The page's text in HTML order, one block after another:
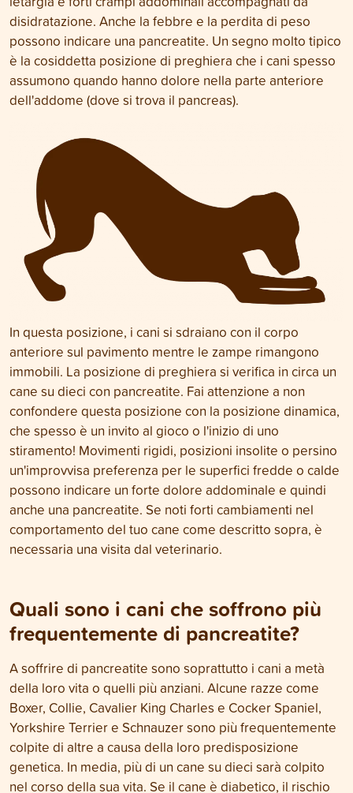
disidratazione. Anche la febbre e la perdita di peso
possono indicare una pancreatite. Un segno molto tipico
è la cosiddetta posizione di preghiera che i cani spesso
assumono quando hanno dolore nella parte anteriore
dell'addome (dove si trova il pancreas).
In questa posizione, i cani si sdraiano con il corpo
anteriore sul pavimento mentre le zampe rimangono
immobili. La posizione di preghiera si verifica in circa un
cane su dieci con pancreatite. Fai attenzione a non
confondere questa posizione con la posizione dinamica,
che spesso è un invito al gioco o l'inizio di uno
stiramento! Movimenti rigidi, posizioni insolite o persino
un'improvvisa preferenza per le superfici fredde o calde
possono indicare un forte dolore addominale e quindi
anche una pancreatite. Se noti forti cambiamenti nel
comportamento del tuo cane come descritto sopra, è
necessaria una visita dal veterinario.
Quali sono i cani che soffrono più
frequentemente di pancreatite?
A soffrire di pancreatite sono soprattutto i cani a metà
della loro vita o quelli più anziani. Alcune razze come
Boxer, Collie, Cavalier King Charles e Cocker Spaniel,
Yorkshire Terrier e Schnauzer sono più frequentemente
colpite di altre a causa della loro predisposizione
genetica. In media, più di un cane su dieci sarà colpito
nel corso della sua vita. Se il cane è diabetico, il rischio